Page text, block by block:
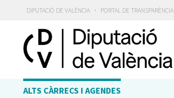
DIPUTACIÓ DE VALÈNCIA · PORTAL DE TRANSPARÈNCIA
ALTS CÀRRECS I AGENDES